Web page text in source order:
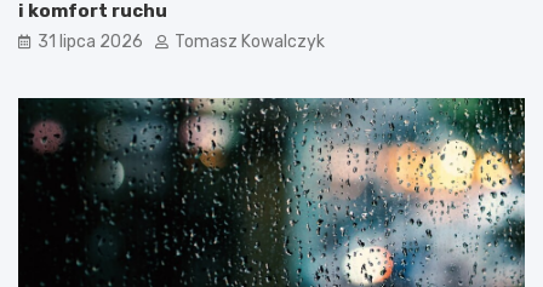
i komfort ruchu
31 lipca 2026 Tomasz Kowalczyk